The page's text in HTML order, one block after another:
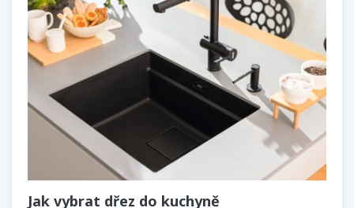
Jak vybrat dřez do kuchyně